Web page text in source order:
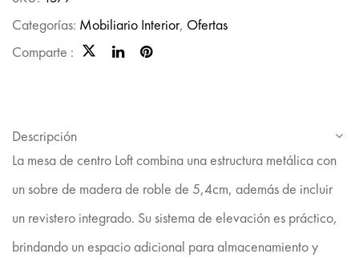
Categorías: Mobiliario Interior, Ofertas
Comparte :
Descripción
La mesa de centro Loft combina una estructura metálica con
un sobre de madera de roble de 5,4cm, además de incluir
un revistero integrado. Su sistema de elevación es práctico,
brindando un espacio adicional para almacenamiento y